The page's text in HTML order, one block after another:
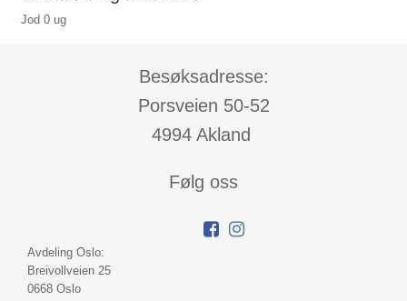
Jod 0 ug
Besøksadresse:
Porsveien 50-52
4994 Akland
Følg oss
Avdeling Oslo:
Breivollveien 25
0668 Oslo